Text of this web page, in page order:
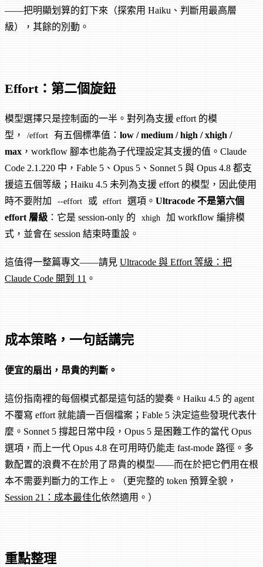
——把明顯划算的釘下來（探索用 Haiku、判斷用最高層
級），其餘的別動。
Effort：第二個旋鈕
模型選擇只是控制面的一半。對列為支援 effort 的模
型，
/effort 有五個標準值： low / medium / high / xhigh /
max ，workflow 腳本也能為子代理設定其支援的值。Claude
Code 2.1.220 中，Fable 5、Opus 5、Sonnet 5 與 Opus 4.8 都支
援這五個等級；Haiku 4.5 未列為支援 effort 的模型，因此使用
時不要附加
--effort 或 effort 選項。 Ultracode 不是第六個
effort 層級 ：它是 session-only 的 xhigh
加 workflow 編排模
式，並會在 session 結束時重設。
這值得一整篇專文——請見 Ultracode 與 Effort 等級：把
Claude Code 開到 11 。
成本策略，一句話講完
便宜的扇出，昂貴的判斷。
這份指南裡的每個模式都是這句話的變奏。Haiku 4.5 的 agent
不覆寫 effort 就能讀一百個檔案；Fable 5 決定這些發現代表什
麼。Sonnet 5 撐起日常中段，Opus 5 是困難工作的當代 Opus
選項，而上一代 Opus 4.8 在可用時仍能走 fast-mode 路徑。多
數配置的浪費不在於用了昂貴的模型——而在於把它們用在根
本不需要判斷力的工作上。（更完整的 token 預算全貌，
Session 21：成本最佳化依然適用。）
重點整理